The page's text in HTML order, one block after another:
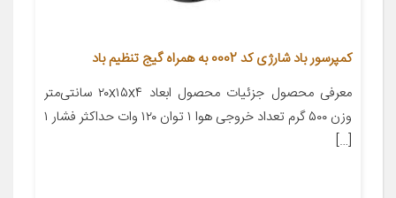
کمپرسور باد شارژی کد 0002 به همراه گیج تنظیم باد
معرفی محصول جزئیات محصول ابعاد ۲۰x۱۵x۴ سانتی‌متر
وزن ۵۰۰ گرم تعداد خروجی هوا ۱ توان ۱۲۰ وات حداکثر فشار ۱
[…]